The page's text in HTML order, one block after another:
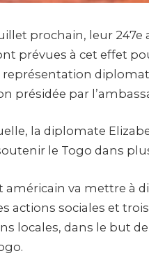
prochain, leur 247e
prévues à cet effet
présidée par
la diplomate
le Togo dans
américain va mettre à
actions sociales et
locales, dans le but